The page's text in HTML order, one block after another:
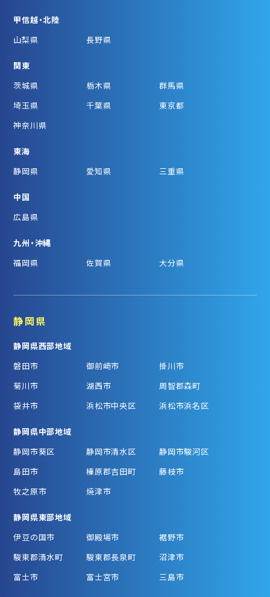
甲信越・北陸
山梨県
長野県
関東
茨城県
栃木県
群馬県
埼玉県
千葉県
東京都
神奈川県
東海
静岡県
愛知県 三重県
中国
広島県
九州・沖縄
福岡県
佐賀県 大分県
静岡県
静岡県西部地域
磐田市
御前崎市
掛川市
菊川市
湖西市
周智郡森町
袋井市
浜松市中央区 浜松市浜名区
静岡県中部地域
静岡市葵区
静岡市清水区
静岡市駿河区
島田市
榛原郡吉田町
藤枝市
牧之原市
焼津市
静岡県東部地域
伊豆の国市
御殿場市
裾野市
駿東郡清水町
駿東郡長泉町
沼津市
富士市
富士宮市 三島市